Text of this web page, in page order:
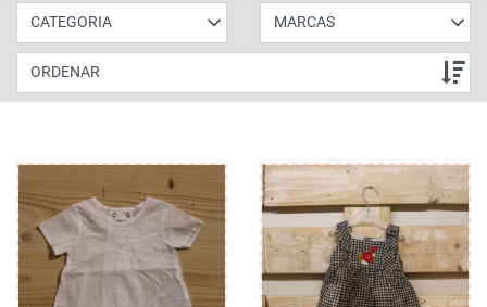
CATEGORIA MARCAS
ORDENAR